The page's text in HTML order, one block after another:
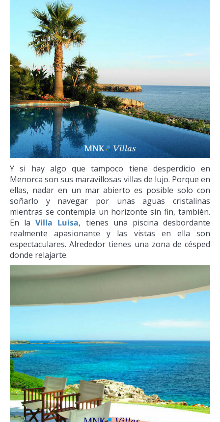
Y si hay algo que tampoco tiene desperdicio en
Menorca son sus maravillosas villas de lujo. Porque en
ellas, nadar en un mar abierto es posible solo con
soñarlo y navegar por unas aguas cristalinas
mientras se contempla un horizonte sin fin, también.
En laVilla Luisa, tienes una piscina desbordante
realmente apasionante y las vistas en ella son
espectaculares. Alrededor tienes una zona de césped
donde relajarte.